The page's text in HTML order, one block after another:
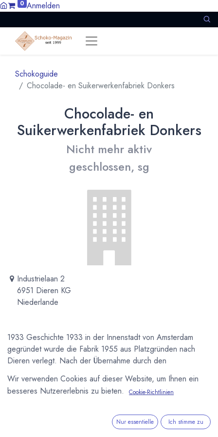
0 Anmelden
Schokoguide
Chocolade- en Suikerwerkenfabriek Donkers
Chocolade- en
Suikerwerkenfabriek Donkers
Nicht mehr aktiv
geschlossen, sg
Industrielaan 2
6951 Dieren KG
Niederlande
1933 Geschichte 1933 in der Innenstadt von Amsterdam
gegründet wurde die Fabrik 1955 aus Platzgründen nach
Dieren verlegt. Nach der Übernahme durch den
skandinavischen Süßwarenkonzern Cloetta wurde das Werk
2016 geschlossen.
Kostenlose News - 1 Mal pro Monat:
Wir verwenden Cookies auf dieser Website, um Ihnen ein
besseres Nutzererlebnis zu bieten.
Cookie-Richtlinien
Nur essentielle Ich stimme zu